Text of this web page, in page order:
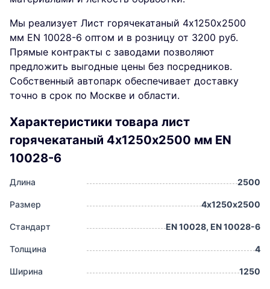
Мы реализует Лист горячекатаный 4х1250х2500
мм EN 10028-6 оптом и в розницу от 3200 руб.
Прямые контракты с заводами позволяют
предложить выгодные цены без посредников.
Собственный автопарк обеспечивает доставку
точно в срок по Москве и области.
Характеристики товара лист
горячекатаный 4х1250х2500 мм EN
10028-6
Длина 2500
Размер 4х1250х2500
Стандарт EN 10028, EN 10028-6
Толщина 4
Ширина 1250